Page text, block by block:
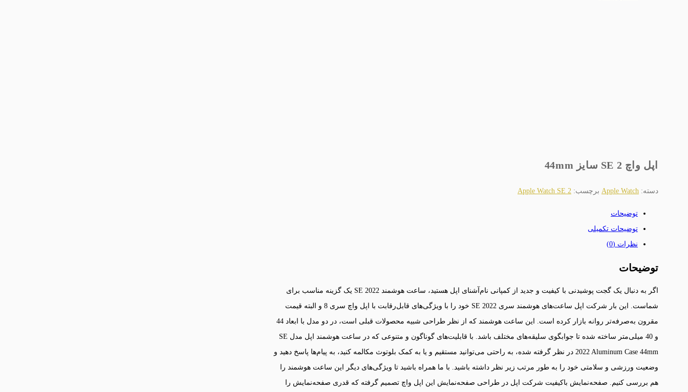
اپل واچ SE 2 سایز 44mm
دسته: Apple Watch برچسب: Apple Watch SE 2
توضیحات
توضیحات تکمیلی
نظرات (0)
توضیحات
اگر به دنبال یک گجت پوشیدنی با کیفیت و جدید از کمپانی نام‌آشنای اپل هستید، ساعت هوشمند SE 2022 یک گزینه مناسب برای
شماست. این بار شرکت اپل ساعت‌های هوشمند سری SE 2022 خود را با ویژگی‌های قابل‌رقابت با اپل واچ سری 8 و البته قیمت
مقرون به‌صرفه‌تر روانه بازار کرده است. این ساعت هوشمند که از نظر طراحی شبیه محصولات قبلی است، در دو مدل با ابعاد 44
و 40 میلی‌متر ساخته شده تا جوابگوی سلیقه‌های مختلف باشد. با قابلیت‌های گوناگون و متنوعی که در ساعت هوشمند اپل مدل SE
2022 Aluminum Case 44mm در نظر گرفته شده، به راحتی می‌توانید مستقیم و یا به کمک بلوتوث مکالمه کنید، به پیام‌ها پاسخ دهید و
وضعیت ورزشی و سلامتی خود را به طور مرتب زیر نظر داشته باشید. با ما همراه باشید تا ویژگی‌های دیگر این ساعت هوشمند را
هم بررسی کنیم. صفحه‌نمایش با‌کیفیت شرکت اپل در طراحی صفحه‌نمایش این اپل واچ تصمیم گرفته که قدری صفحه‌نمایش را